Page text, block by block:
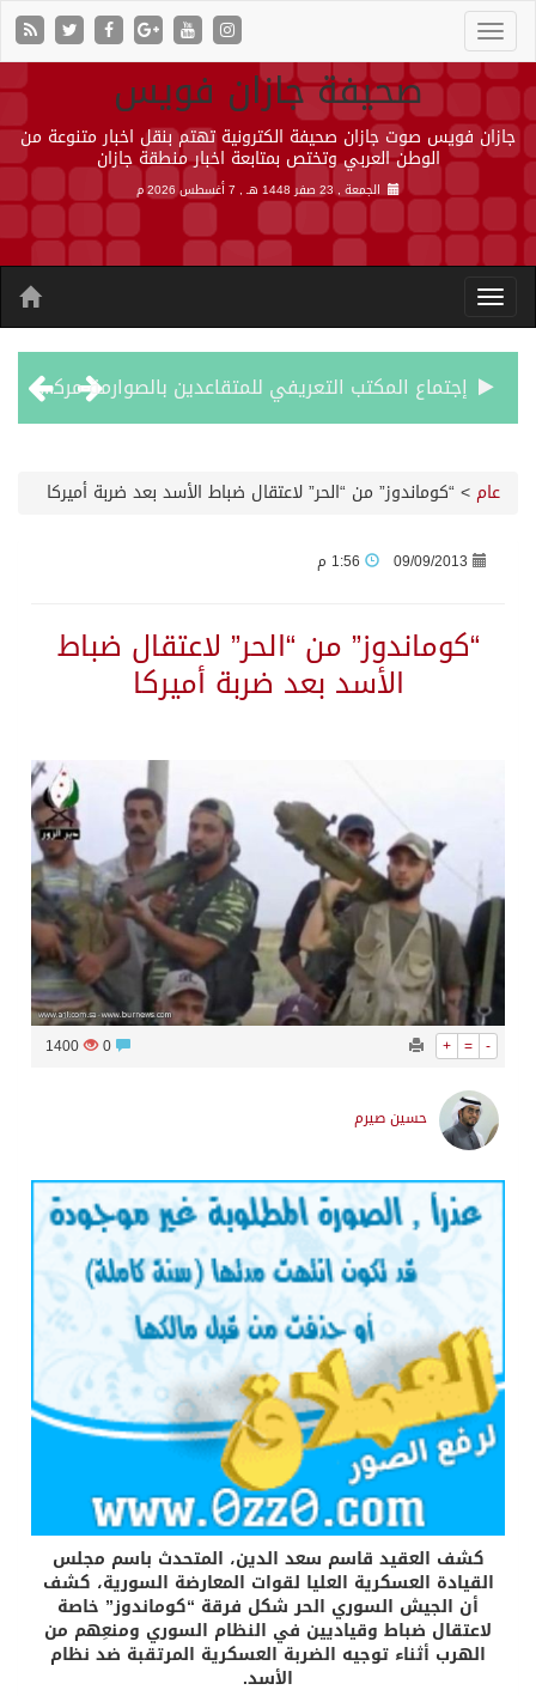
صحيفة جازان فويس
جازان فويس صوت جازان صحيفة الكترونية تهتم بنقل اخبار متنوعة من
الوطن العربي وتختص بمتابعة اخبار منطقة جازان
الجمعة , 23 صفر 1448 هـ , 7 أغسطس 2026 م
إجتماع المكتب التعريفي للمتقاعدين بالصوارمة-مركز الحكامية
«الصحة العالمية» تحذر: إيبولا يتسارع في الكونغو ويتجاوز قدرات الاستجابة
«لدينا كميات هائلة».. ترامب يرد على تقارير نفاد الصواريخ الدقيقة بعد حرب إيران والبنتاغون يلتزم الصمت
مركز “استدامة” بجازان يستعرض نظم وتقنيات الري الزراعية
أمير منطقة جازان يكرّم ثلاثة مواطنين لتبرعهم بأجزاء من أعضائهم
عام > “كوماندوز” من “الحر” لاعتقال ضباط الأسد بعد ضربة أميركا
09/09/2013
“كوماندوز” من “الحر” لاعتقال ضباط
الأسد بعد ضربة أميركا
+ = -
1400
حسين صيرم
كشف العقيد قاسم سعد الدين، المتحدث باسم مجلس
القيادة العسكرية العليا لقوات المعارضة السورية، كشف
أن الجيش السوري الحر شكل فرقة “كوماندوز” خاصة
لاعتقال ضباط وقياديين في النظام السوري ومنعِهم من
الهرب أثناء توجيه الضربة العسكرية المرتقبة ضد نظام
الأسد.